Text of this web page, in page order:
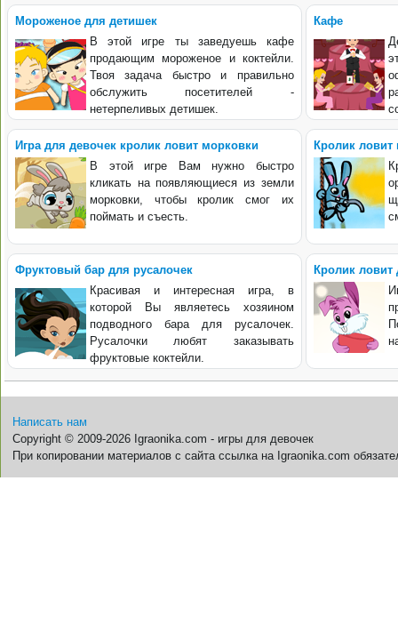
Мороженое для детишек
В этой игре ты заведуешь кафе
продающим мороженое и коктейли.
Твоя задача быстро и правильно
обслужить посетителей -
нетерпеливых детишек.
Кафе
Игра для девочек кролик ловит морковки
В этой игре Вам нужно быстро
кликать на появляющиеся из земли
морковки, чтобы кролик смог их
поймать и съесть.
Кролик ловит
Фруктовый бар для русалочек
Красивая и интересная игра, в
которой Вы являетесь хозяином
подводного бара для русалочек.
Русалочки любят заказывать
фруктовые коктейли.
Кролик ловит
Написать нам
Copyright © 2009-2026 Igraonika.com - игры для девочек
При копировании материалов с сайта ссылка на Igraonika.com